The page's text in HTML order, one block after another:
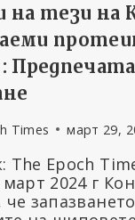
на тези на
Times март 29,
The Epoch
2024 г
че